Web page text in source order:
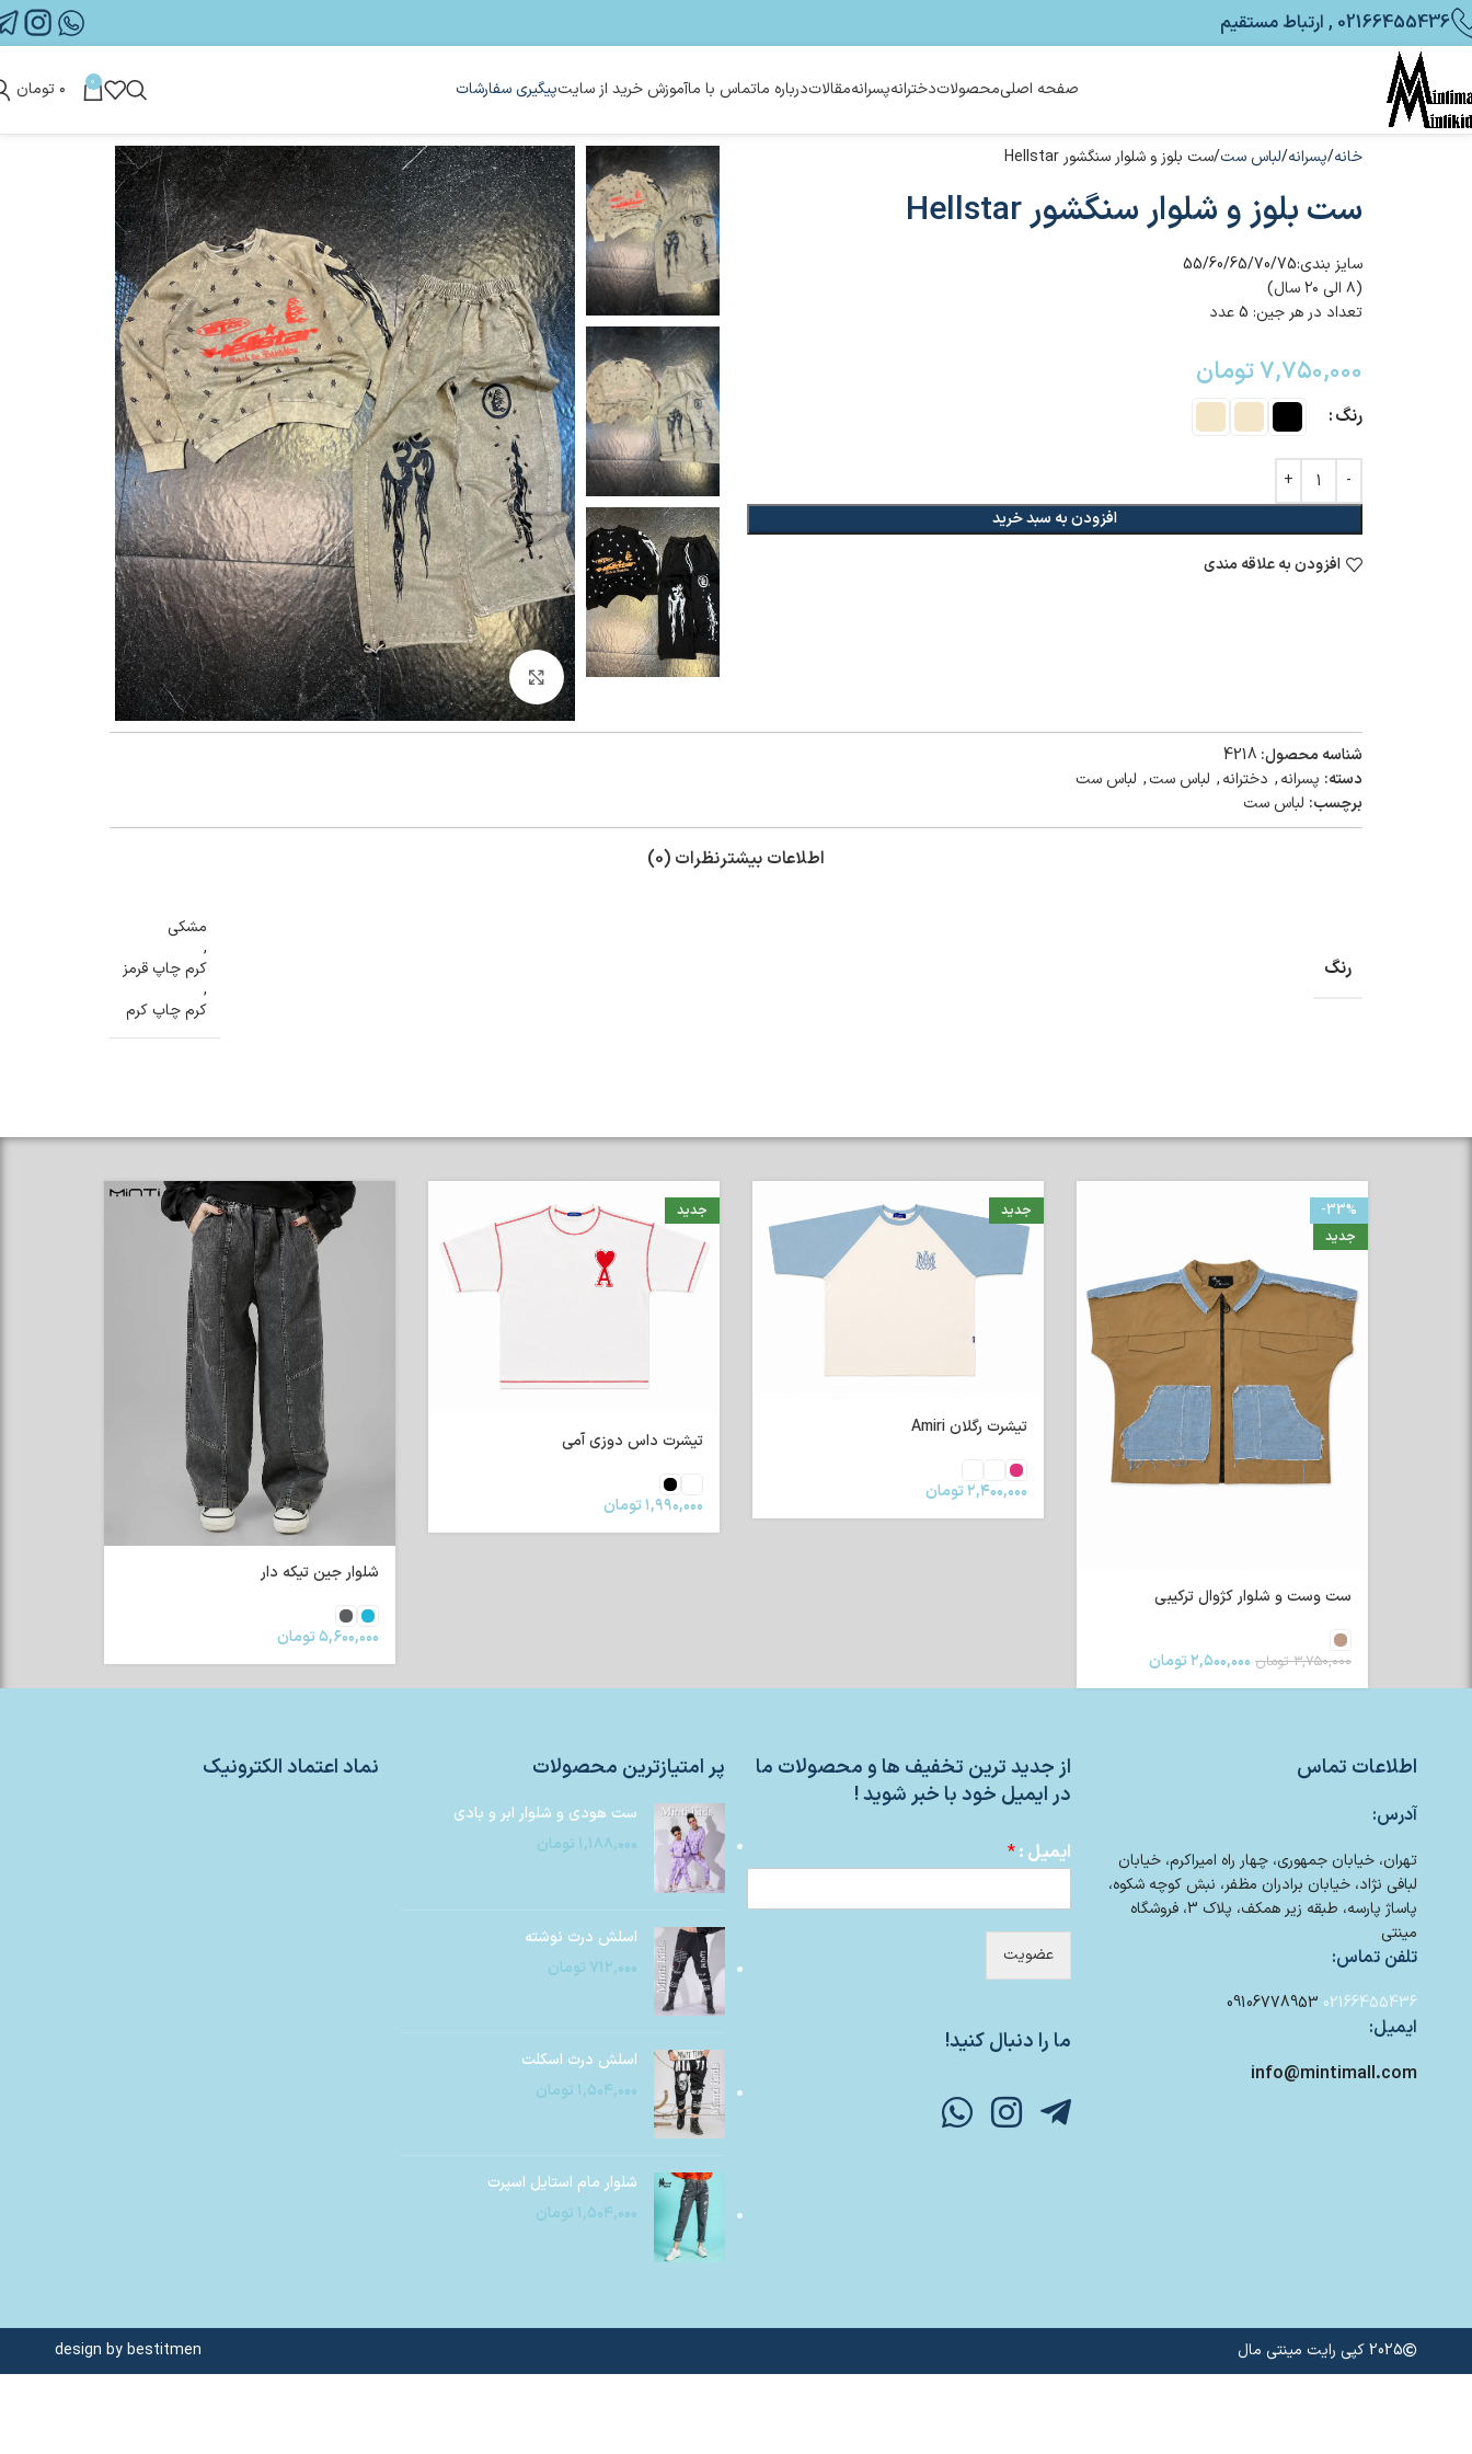
02166455436 , ارتباط مستقیم
صفحه اصلیمحصولاتدخترانهپسرانهمقالاتدرباره ماتماس با ماآموزش خرید از سایتپیگیری سفارشات 0 ۰ تومان
خانه پسرانه لباس ست ست بلوز و شلوار سنگشور Hellstar
ست بلوز و شلوار سنگشور Hellstar
سایز بندی:55/60/65/70/75
(۸ الی ۲۰ سال)
تعداد در هر جین: 5 عدد
۷,۷۵۰,۰۰۰تومان
رنگ
افزودن به سبد خرید
افزودن به علاقه مندی
بزرگنمایی تصویر
شناسه محصول: 4218
دسته: پسرانه, دخترانه, لباس ست, لباس ست
برچسب: لباس ست
اطلاعات بیشترنظرات (0)
رنگ
مشکی
,
کرم چاپ قرمز
,
کرم چاپ کرم
-33%
جدید
ست وست و شلوار کژوال ترکیبی
۳,۷۵۰,۰۰۰ تومان ۲,۵۰۰,۰۰۰تومان
جدید
تیشرت رگلان Amiri
۲,۴۰۰,۰۰۰تومان
جدید
تیشرت داس دوزی آمی
۱,۹۹۰,۰۰۰تومان
شلوار جین تیکه دار
۵,۶۰۰,۰۰۰تومان
اطلاعات تماس
آدرس:
تهران، خیابان جمهوری، چهار راه امیراکرم، خیابان
لبافی نژاد، خیابان برادران مظفر، نبش کوچه شکوه،
پاساژ پارسه، طبقه زیر همکف، پلاک 3، فروشگاه
مینتی
تلفن تماس:
02166455436
09106778953
ایمیل:
info@mintimall.com
از جدید ترین تخفیف ها و محصولات ما
در ایمیل خود با خبر شوید !
ایمیل :*
عضویت
ما را دنبال کنید!
پر امتیازترین محصولات
ست هودی و شلوار ابر و بادی
۱,۱۸۸,۰۰۰ تومان
اسلش درث نوشته
۷۱۲,۰۰۰ تومان
اسلش درث اسکلت
۱,۵۰۴,۰۰۰ تومان
شلوار مام استایل اسپرت
۱,۵۰۴,۰۰۰ تومان
نماد اعتماد الکترونیک
2025 کپی رایت مینتی مال design bybestitmen